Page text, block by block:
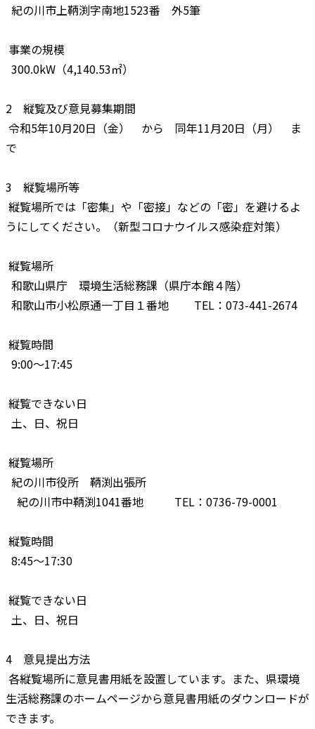
紀の川市上鞆渕字南地1523番 外5筆
事業の規模
300.0kW（4,140.53㎡）
2 縦覧及び意見募集期間
令和5年10月20日（金） から 同年11月20日（月） ま
で
3 縦覧場所等
縦覧場所では「密集」や「密接」などの「密」を避けるよ
うにしてください。（新型コロナウイルス感染症対策）
縦覧場所
和歌山県庁 環境生活総務課（県庁本館４階）
和歌山市小松原通一丁目１番地 TEL：073-441-2674
縦覧時間
9:00～17:45
縦覧できない日
土、日、祝日
縦覧場所
紀の川市役所 鞆渕出張所
紀の川市中鞆渕1041番地 TEL：0736-79-0001
縦覧時間
8:45～17:30
縦覧できない日
土、日、祝日
4 意見提出方法
各縦覧場所に意見書用紙を設置しています。また、県環境
生活総務課のホームページから意見書用紙のダウンロードが
できます。